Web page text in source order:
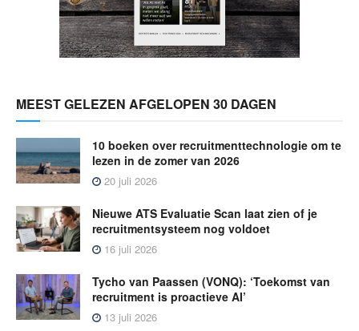
MEEST GELEZEN AFGELOPEN 30 DAGEN
10 boeken over recruitmenttechnologie om te
lezen in de zomer van 2026
20 juli 2026
Nieuwe ATS Evaluatie Scan laat zien of je
recruitmentsysteem nog voldoet
16 juli 2026
Tycho van Paassen (VONQ): ‘Toekomst van
recruitment is proactieve AI’
13 juli 2026